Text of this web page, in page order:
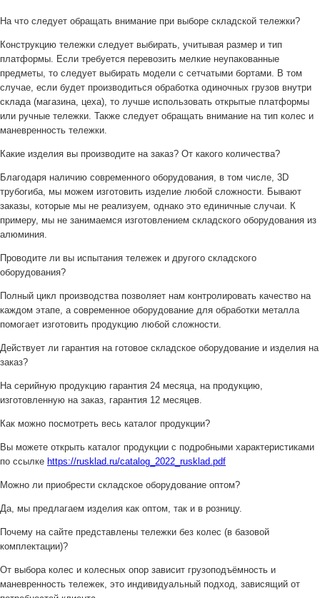
На что следует обращать внимание при выборе складской тележки?
Конструкцию тележки следует выбирать, учитывая размер и тип
платформы. Если требуется перевозить мелкие неупакованные
предметы, то следует выбирать модели с сетчатыми бортами. В том
случае, если будет производиться обработка одиночных грузов внутри
склада (магазина, цеха), то лучше использовать открытые платформы
или ручные тележки. Также следует обращать внимание на тип колес и
маневренность тележки.
Какие изделия вы производите на заказ? От какого количества?
Благодаря наличию современного оборудования, в том числе, 3D
трубогиба, мы можем изготовить изделие любой сложности. Бывают
заказы, которые мы не реализуем, однако это единичные случаи. К
примеру, мы не занимаемся изготовлением складского оборудования из
алюминия.
Проводите ли вы испытания тележек и другого складского
оборудования?
Полный цикл производства позволяет нам контролировать качество на
каждом этапе, а современное оборудование для обработки металла
помогает изготовить продукцию любой сложности.
Действует ли гарантия на готовое складское оборудование и изделия на
заказ?
На серийную продукцию гарантия 24 месяца, на продукцию,
изготовленную на заказ, гарантия 12 месяцев.
Как можно посмотреть весь каталог продукции?
Вы можете открыть каталог продукции с подробными характеристиками
по ссылке https://rusklad.ru/catalog_2022_rusklad.pdf
Можно ли приобрести складское оборудование оптом?
Да, мы предлагаем изделия как оптом, так и в розницу.
Почему на сайте представлены тележки без колес (в базовой
комплектации)?
От выбора колес и колесных опор зависит грузоподъёмность и
маневренность тележек, это индивидуальный подход, зависящий от